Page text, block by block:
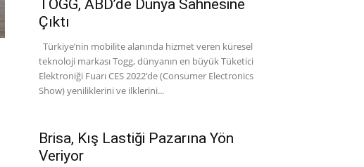
TOGG, ABD’de Dünya Sahnesine
Çıktı
Türkiye’nin mobilite alanında hizmet veren küresel
teknoloji markası Togg, dünyanın en büyük Tüketici
Elektroniği Fuarı CES 2022’de (Consumer Electronics
Show) yeniliklerini ve ilklerini...
Brisa, Kış Lastiği Pazarına Yön
Veriyor